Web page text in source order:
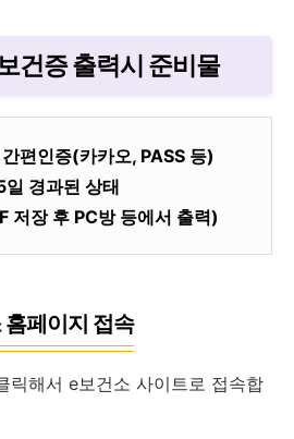
건증 출력시 준비물
편인증(카카오, PASS 등)
경과된 상태
저장 후 PC방 등에서 출력)
홈페이지 접속
해서 e보건소 사이트로 접속합